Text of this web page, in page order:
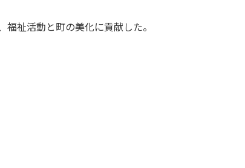
祉活動と町の美化に貢献した。